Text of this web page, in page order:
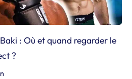
: Où et quand regarder le
?